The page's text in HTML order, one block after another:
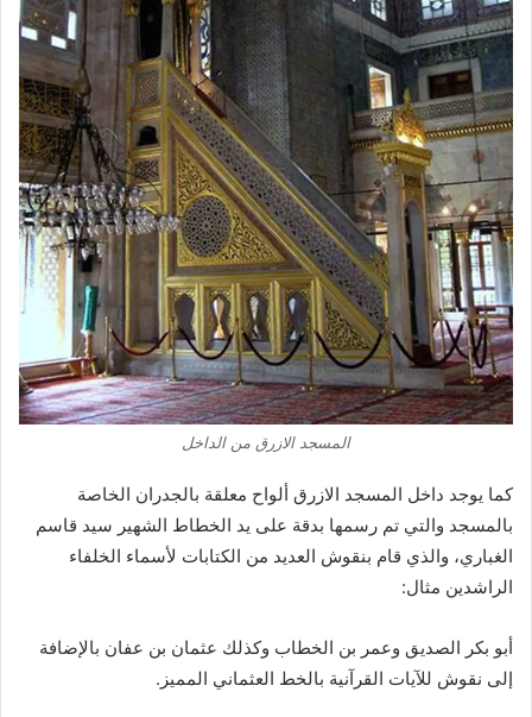
المسجد الازرق من الداخل
كما يوجد داخل المسجد الازرق ألواح معلقة بالجدران الخاصة
بالمسجد والتي تم رسمها بدقة على يد الخطاط الشهير سيد قاسم
الغباري، والذي قام بنقوش العديد من الكتابات لأسماء الخلفاء
الراشدين مثال:
أبو بكر الصديق وعمر بن الخطاب وكذلك عثمان بن عفان بالإضافة
إلى نقوش للآيات القرآنية بالخط العثماني المميز.